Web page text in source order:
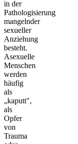
in der
Pathologisierung
mangelnder
sexueller
Anziehung
besteht.
Asexuelle
Menschen
werden
häufig
als
„kaputt",
als
Opfer
von
Trauma